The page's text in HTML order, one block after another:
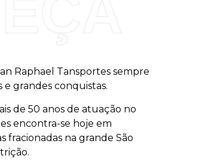
Raphael Tansportes sempre
grandes conquistas.
de 50 anos de atuação no
encontra-se hoje em
fracionadas na grande São